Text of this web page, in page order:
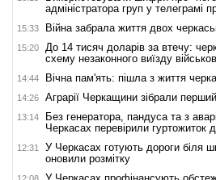
адміністратора груп у телеграмі
15:33 Війна забрала життя двох
15:20
До 14 тисяч доларів за втечу:
схему незаконного виїзду
14:44 Вічна пам'ять: пішла з життя
14:26 Аграрії Черкащини зібрали
13:14
Без генератора, пандуса та з
Черкасах перевірили гуртожиток
12:31
У Черкасах готують дороги біля
оновили розмітку